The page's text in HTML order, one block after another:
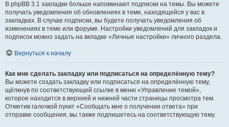
В phpBB 3.1 закладки больше напоминают подписки на темы. Вы можете
получать уведомления об обновлениях в теме, находящейся у вас в
закладках. В случае подписки, вы будете получать уведомления об
изменениях в теме или форуме. Настройки уведомлений для закладок и
подписок можно задать на вкладке «Личные настройки» личного раздела.
Вернуться к началу
Как мне сделать закладку или подписаться на определённую тему?
Вы можете создать закладку или подписаться на определённую тему,
щёлкнув по соответствующей ссылке в меню «Управление темой»,
которое находится в верхней и нижней части страницы просмотра тем.
Отметив галочкой пункт «Сообщать мне о получении ответа» при
отправке сообщения, вы также подпишетесь на соответствующую тему.